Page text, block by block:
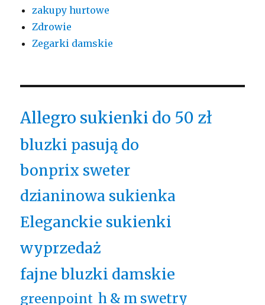
zakupy hurtowe
Zdrowie
Zegarki damskie
Allegro sukienki do 50 zł
bluzki pasują do
bonprix sweter
dzianinowa sukienka
Eleganckie sukienki
wyprzedaż
fajne bluzki damskie
greenpoint h & m swetry